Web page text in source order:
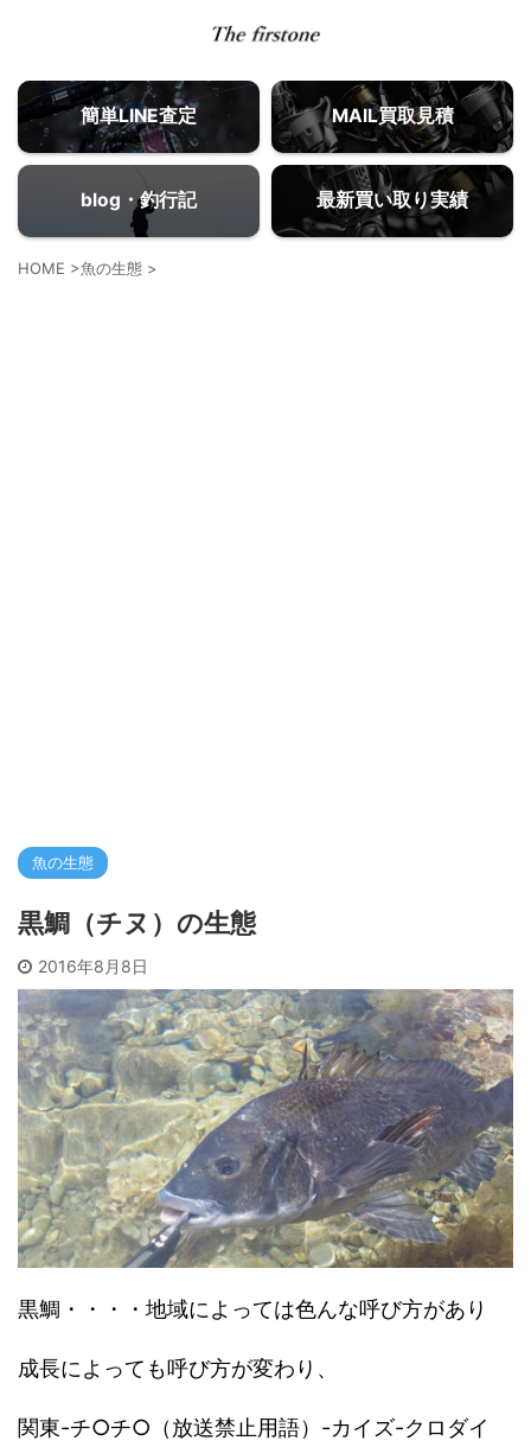
簡単LINE査定 MAIL買取見積
blog・釣行記 最新買い取り実績
HOME >魚の生態 >
魚の生態
黒鯛（チヌ）の生態
2016年8月8日
黒鯛・・・・地域によっては色んな呼び方があり
成長によっても呼び方が変わり、
関東-チ○チ○（放送禁止用語）-カイズ-クロダイ